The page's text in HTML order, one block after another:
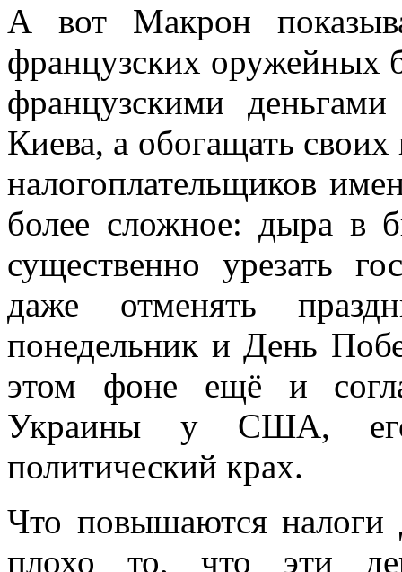
А вот Макрон
французских оружейных
французскими
Киева, а обогащать своих
налогоплательщиков
более сложное: дыра в
существенно урезать
даже отменять
понедельник и День
этом фоне ещё и
Украины у США,
политический крах.
Что повышаются
плохо то, что эти